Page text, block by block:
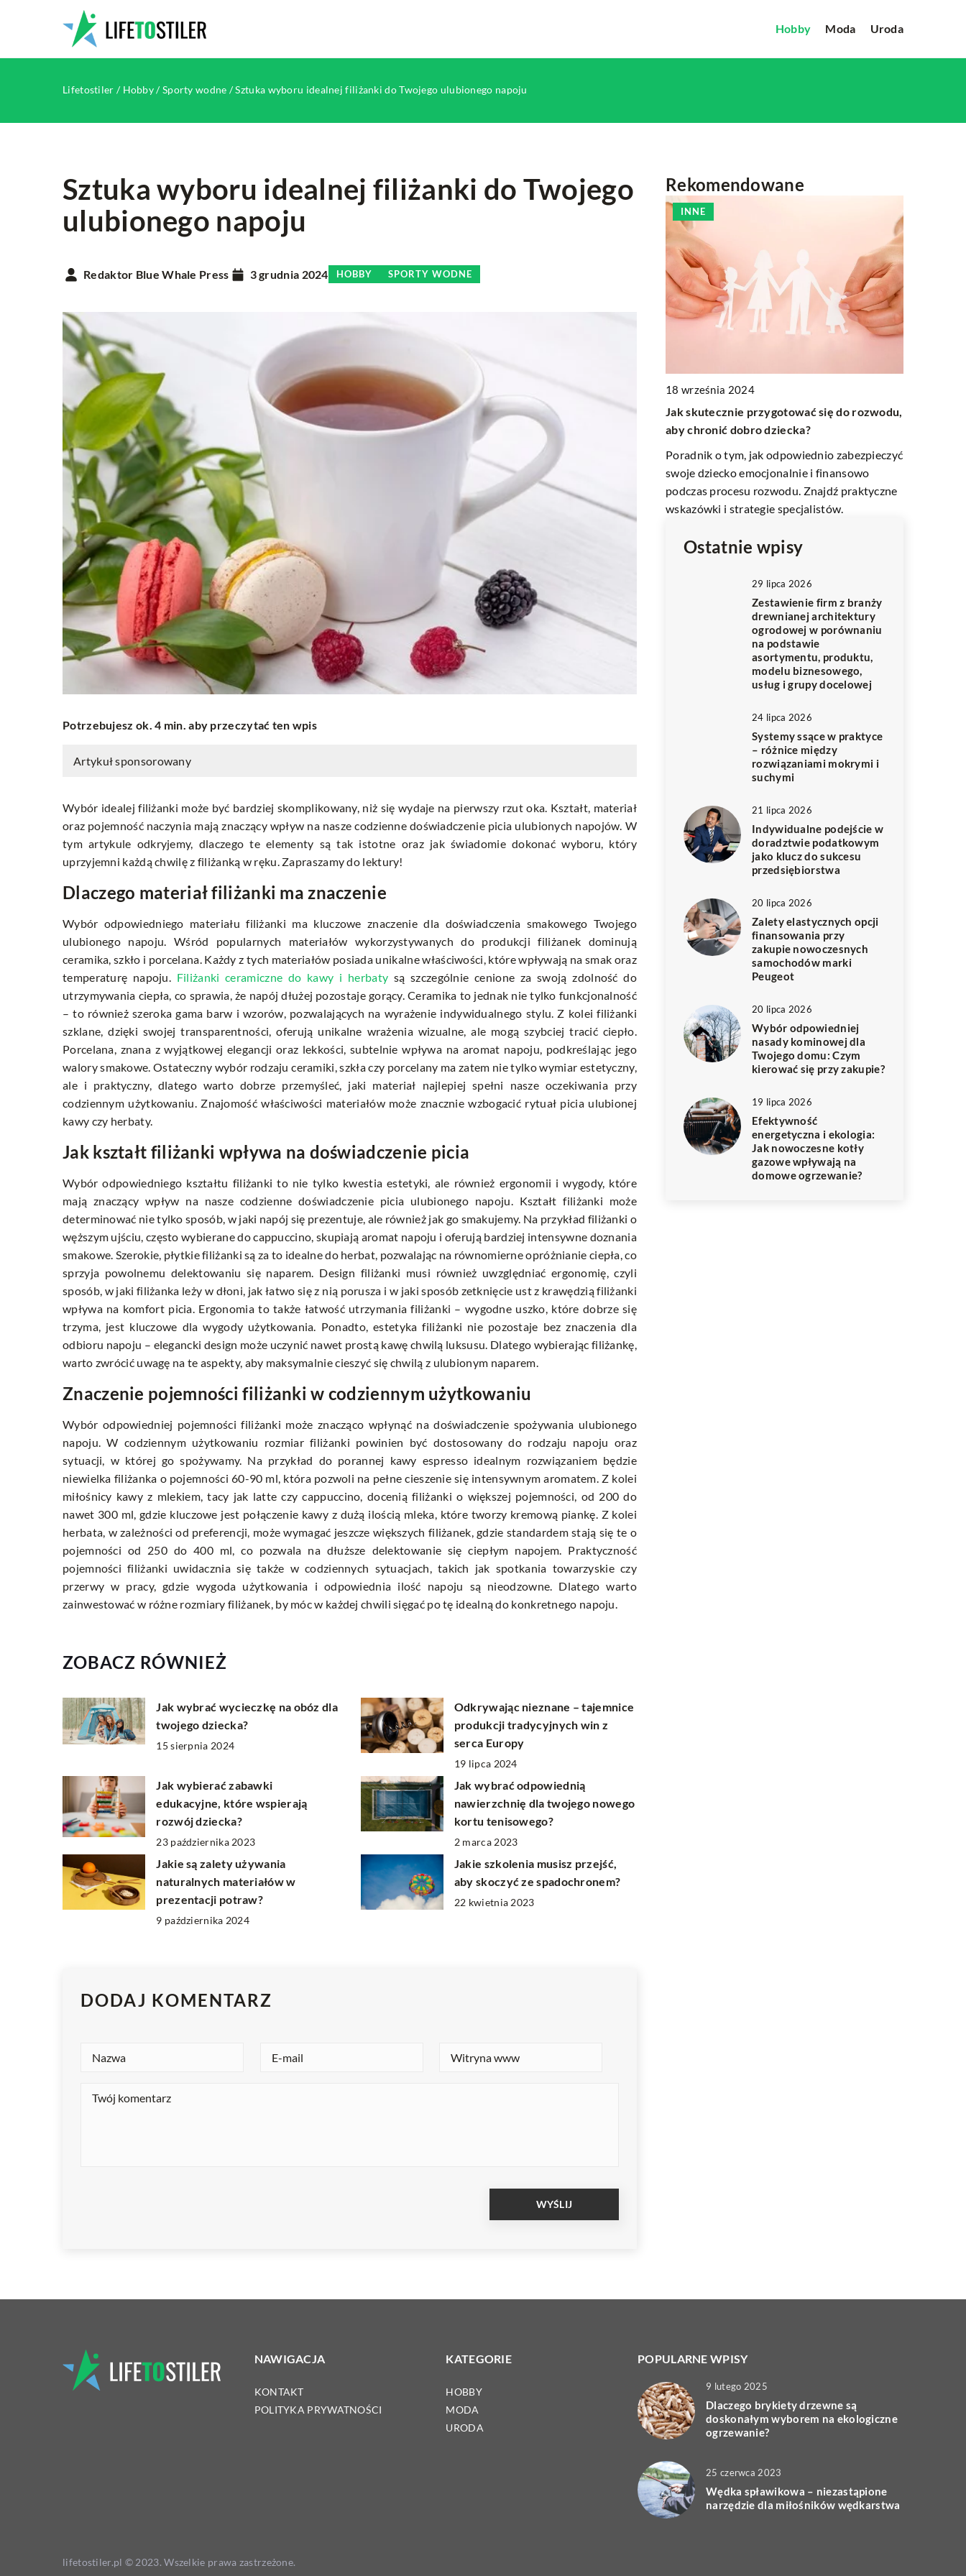
Hobby Moda Uroda
Lifetostiler / Hobby/Sporty wodne /Sztuka wyboru idealnej filiżanki do Twojego ulubionego napoju
Sztuka wyboru idealnej filiżanki do Twojego
ulubionego napoju
Redaktor Blue Whale Press 3 grudnia 2024 HOBBY SPORTY WODNE
Potrzebujesz ok. 4 min. aby przeczytać ten wpis
Artykuł sponsorowany
Wybór idealej filiżanki może być bardziej skomplikowany, niż się wydaje na pierwszy rzut oka. Kształt, materiał
oraz pojemność naczynia mają znaczący wpływ na nasze codzienne doświadczenie picia ulubionych napojów. W
tym artykule odkryjemy, dlaczego te elementy są tak istotne oraz jak świadomie dokonać wyboru, który
uprzyjemni każdą chwilę z filiżanką w ręku. Zapraszamy do lektury!
Dlaczego materiał filiżanki ma znaczenie
Wybór odpowiedniego materiału filiżanki ma kluczowe znaczenie dla doświadczenia smakowego Twojego
ulubionego napoju. Wśród popularnych materiałów wykorzystywanych do produkcji filiżanek dominują
ceramika, szkło i porcelana. Każdy z tych materiałów posiada unikalne właściwości, które wpływają na smak oraz
temperaturę napoju. Filiżanki ceramiczne do kawy i herbaty są szczególnie cenione za swoją zdolność do
utrzymywania ciepła, co sprawia, że napój dłużej pozostaje gorący. Ceramika to jednak nie tylko funkcjonalność
– to również szeroka gama barw i wzorów, pozwalających na wyrażenie indywidualnego stylu. Z kolei filiżanki
szklane, dzięki swojej transparentności, oferują unikalne wrażenia wizualne, ale mogą szybciej tracić ciepło.
Porcelana, znana z wyjątkowej elegancji oraz lekkości, subtelnie wpływa na aromat napoju, podkreślając jego
walory smakowe. Ostateczny wybór rodzaju ceramiki, szkła czy porcelany ma zatem nie tylko wymiar estetyczny,
ale i praktyczny, dlatego warto dobrze przemyśleć, jaki materiał najlepiej spełni nasze oczekiwania przy
codziennym użytkowaniu. Znajomość właściwości materiałów może znacznie wzbogacić rytuał picia ulubionej
kawy czy herbaty.
Jak kształt filiżanki wpływa na doświadczenie picia
Wybór odpowiedniego kształtu filiżanki to nie tylko kwestia estetyki, ale również ergonomii i wygody, które
mają znaczący wpływ na nasze codzienne doświadczenie picia ulubionego napoju. Kształt filiżanki może
determinować nie tylko sposób, w jaki napój się prezentuje, ale również jak go smakujemy. Na przykład filiżanki o
węższym ujściu, często wybierane do cappuccino, skupiają aromat napoju i oferują bardziej intensywne doznania
smakowe. Szerokie, płytkie filiżanki są za to idealne do herbat, pozwalając na równomierne opróżnianie ciepła, co
sprzyja powolnemu delektowaniu się naparem. Design filiżanki musi również uwzględniać ergonomię, czyli
sposób, w jaki filiżanka leży w dłoni, jak łatwo się z nią porusza i w jaki sposób zetknięcie ust z krawędzią filiżanki
wpływa na komfort picia. Ergonomia to także łatwość utrzymania filiżanki – wygodne uszko, które dobrze się
trzyma, jest kluczowe dla wygody użytkowania. Ponadto, estetyka filiżanki nie pozostaje bez znaczenia dla
odbioru napoju – elegancki design może uczynić nawet prostą kawę chwilą luksusu. Dlatego wybierając filiżankę,
warto zwrócić uwagę na te aspekty, aby maksymalnie cieszyć się chwilą z ulubionym naparem.
Znaczenie pojemności filiżanki w codziennym użytkowaniu
Wybór odpowiedniej pojemności filiżanki może znacząco wpłynąć na doświadczenie spożywania ulubionego
napoju. W codziennym użytkowaniu rozmiar filiżanki powinien być dostosowany do rodzaju napoju oraz
sytuacji, w której go spożywamy. Na przykład do porannej kawy espresso idealnym rozwiązaniem będzie
niewielka filiżanka o pojemności 60-90 ml, która pozwoli na pełne cieszenie się intensywnym aromatem. Z kolei
miłośnicy kawy z mlekiem, tacy jak latte czy cappuccino, docenią filiżanki o większej pojemności, od 200 do
nawet 300 ml, gdzie kluczowe jest połączenie kawy z dużą ilością mleka, które tworzy kremową piankę. Z kolei
herbata, w zależności od preferencji, może wymagać jeszcze większych filiżanek, gdzie standardem stają się te o
pojemności od 250 do 400 ml, co pozwala na dłuższe delektowanie się ciepłym napojem. Praktyczność
pojemności filiżanki uwidacznia się także w codziennych sytuacjach, takich jak spotkania towarzyskie czy
przerwy w pracy, gdzie wygoda użytkowania i odpowiednia ilość napoju są nieodzowne. Dlatego warto
zainwestować w różne rozmiary filiżanek, by móc w każdej chwili sięgać po tę idealną do konkretnego napoju.
ZOBACZ RÓWNIEŻ
Jak wybrać wycieczkę na obóz dla
twojego dziecka?
15 sierpnia 2024
Odkrywając nieznane – tajemnice
produkcji tradycyjnych win z
serca Europy
19 lipca 2024
Jak wybierać zabawki
edukacyjne, które wspierają
rozwój dziecka?
23 października 2023
Jak wybrać odpowiednią
nawierzchnię dla twojego nowego
kortu tenisowego?
2 marca 2023
Jakie są zalety używania
naturalnych materiałów w
prezentacji potraw?
9 października 2024
Jakie szkolenia musisz przejść,
aby skoczyć ze spadochronem?
22 kwietnia 2023
DODAJ KOMENTARZ
Rekomendowane
7 czerwca 2024
Jak zakupić odpowiednie urządzenie do
produkcji lodu dla twojej restauracji?
Poradnik oferujący praktyczne wskazówki na
temat wyboru najbardziej efektywnych
urządzeń do produkcji lodu dla restauracji,
który pomaga właścicielom w optymalizacji
procesu.
19 kwietnia 2024
Zalety nowoczesnej księgowości online dla
rozwoju twojej firmy
Odchodzimy od klasycznej księgowości,
odkrywamy technologie cyfrowe. Poznaj
przewagi e-księgowości, które mogą wesprzeć
rozwój Twojej firmy.
INNE
18 września 2024
Jak skutecznie przygotować się do rozwodu,
aby chronić dobro dziecka?
Poradnik o tym, jak odpowiednio zabezpieczyć
swoje dziecko emocjonalnie i finansowo
podczas procesu rozwodu. Znajdź praktyczne
wskazówki i strategie specjalistów.
Ostatnie wpisy
29 lipca 2026
Zestawienie firm z branży
drewnianej architektury
ogrodowej w porównaniu
na podstawie
asortymentu, produktu,
modelu biznesowego,
usług i grupy docelowej
24 lipca 2026
Systemy ssące w praktyce
– różnice między
rozwiązaniami mokrymi i
suchymi
21 lipca 2026
Indywidualne podejście w
doradztwie podatkowym
jako klucz do sukcesu
przedsiębiorstwa
20 lipca 2026
Zalety elastycznych opcji
finansowania przy
zakupie nowoczesnych
samochodów marki
Peugeot
20 lipca 2026
Wybór odpowiedniej
nasady kominowej dla
Twojego domu: Czym
kierować się przy zakupie?
19 lipca 2026
Efektywność
energetyczna i ekologia:
Jak nowoczesne kotły
gazowe wpływają na
domowe ogrzewanie?
NAWIGACJA
KONTAKT
POLITYKA PRYWATNOŚCI
KATEGORIE
HOBBY
MODA
URODA
POPULARNE WPISY
9 lutego 2025
Dlaczego brykiety drzewne są
doskonałym wyborem na ekologiczne
ogrzewanie?
25 czerwca 2023
Wędka spławikowa – niezastąpione
narzędzie dla miłośników wędkarstwa
lifetostiler.pl © 2023. Wszelkie prawa zastrzeżone.